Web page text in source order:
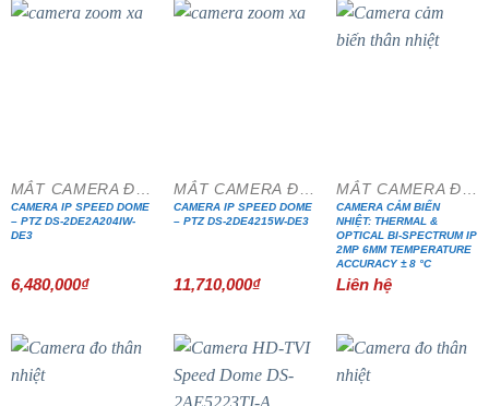
CAMERA IP SPEED DOME
– PTZ DS-2DE2A204IW-
DE3
6,480,000₫
CAMERA IP SPEED DOME
– PTZ DS-2DE4215W-DE3
11,710,000₫
CAMERA CẢM BIẾN
NHIỆT: THERMAL &
OPTICAL BI-SPECTRUM IP
2MP 6MM TEMPERATURE
ACCURACY ± 8 °C
Liên hệ